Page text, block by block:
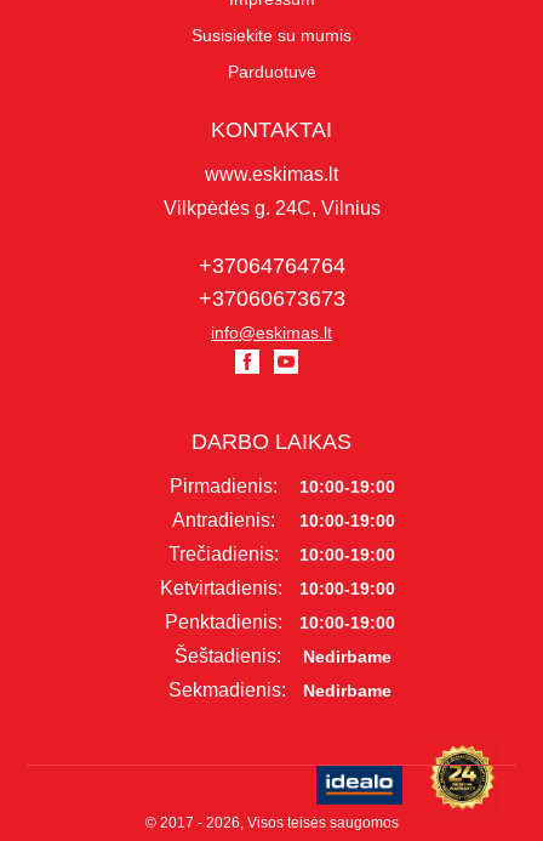
Susisiekite su mumis
Parduotuvė
KONTAKTAI
www.eskimas.lt
Vilkpėdės g. 24C, Vilnius
+37064764764
+37060673673
info@eskimas.lt
DARBO LAIKAS
Pirmadienis: 10:00-19:00
Antradienis: 10:00-19:00
Trečiadienis: 10:00-19:00
Ketvirtadienis: 10:00-19:00
Penktadienis: 10:00-19:00
Šeštadienis: Nedirbame
Sekmadienis: Nedirbame
© 2017 - 2026, Visos teisės saugomos